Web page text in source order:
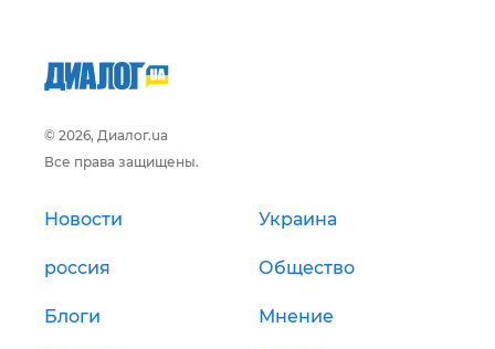
© 2026, Диалог.ua
Все права защищены.
Новости Украина
россия Общество
Блоги Мнение